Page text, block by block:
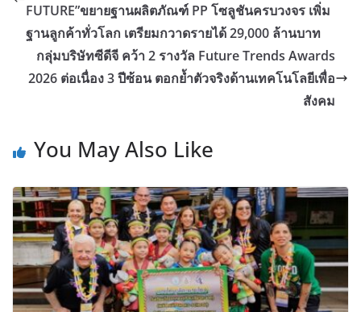
FUTURE”ขยายฐานผลิตภัณฑ์ PP โซลูชันครบวงจร เพิ่ม
ฐานลูกค้าทั่วโลก เตรียมกวาดรายได้ 29,000 ล้านบาท
กลุ่มบริษัทซีดีจี คว้า 2 รางวัล Future Trends Awards
2026 ต่อเนื่อง 3 ปีซ้อน ตอกย้ำตัวจริงด้านเทคโนโลยีเพื่อ
สังคม
You May Also Like